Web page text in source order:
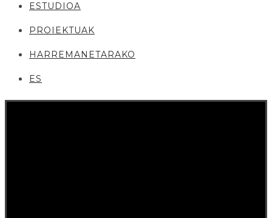
ESTUDIOA
PROIEKTUAK
HARREMANETARAKO
ES